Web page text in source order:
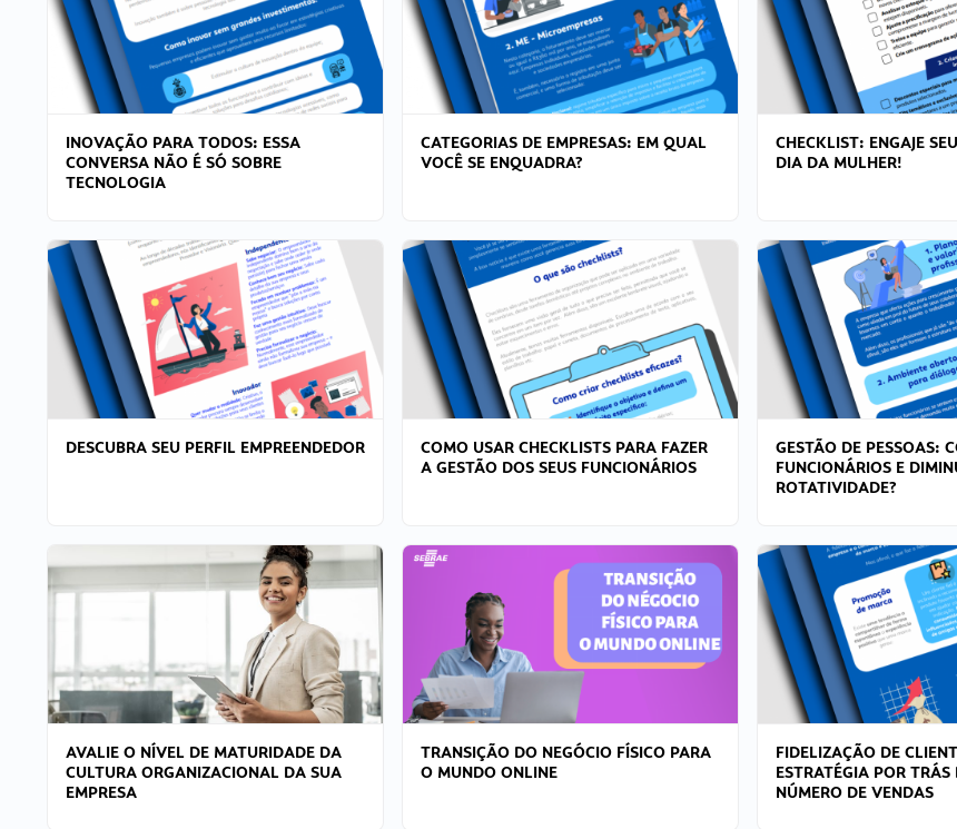
INOVAÇÃO PARA TODOS: ESSA
CONVERSA NÃO É SÓ SOBRE
TECNOLOGIA
CATEGORIAS DE EMPRESAS: EM QUAL
VOCÊ SE ENQUADRA?
CHECKLIST: ENGAJE
DIA DA MULHER!
DESCUBRA SEU PERFIL EMPREENDEDOR
COMO USAR CHECKLISTS PARA FAZER
A GESTÃO DOS SEUS FUNCIONÁRIOS
GESTÃO DE PESSOAS:
FUNCIONÁRIOS E
ROTATIVIDADE?
AVALIE O NÍVEL DE MATURIDADE DA
CULTURA ORGANIZACIONAL DA SUA
EMPRESA
TRANSIÇÃO DO NEGÓCIO FÍSICO PARA
O MUNDO ONLINE
FIDELIZAÇÃO DE
ESTRATÉGIA POR TRÁS
NÚMERO DE VENDAS